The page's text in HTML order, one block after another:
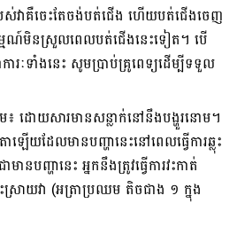
បស់​វា​គឺ​ចេះ​តែ​ចង់​បត់​ជើង ហើយ​បត់​ជើង​ចេញ​
មណ៍​មិន​ស្រួល​ពេល​បត់​ជើង​នេះ​ទៀត។ បើ​
ារៈ​ទាំង​នេះ​ សូម​ប្រាប់​គ្រូពេទ្យ​​ដើម្បី​ទទួល​
ម៖ ដោយ​សារ​មាន​សន្លាក់​នៅ​នឹង​បង្ហួរ​នោម។
ាឡើយ​ដែល​មាន​បញ្ហា​នេះ​នៅ​ពេល​ធ្វើ​ការ​ឆ្លុះ​
បញ្ហា​នេះ អ្នក​នឹង​ត្រូវ​ធ្វើ​ការ​វះ​កាត់​
ស្រាយ​វា (អត្រា​ប្រឈម តិច​ជាង ១ ក្នុង​